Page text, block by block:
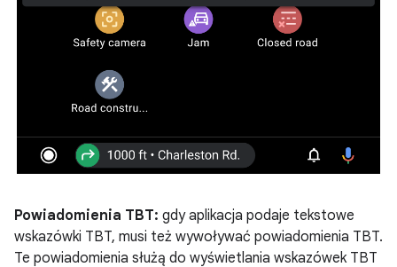
Powiadomienia TBT: gdy aplikacja podaje tekstowe
wskazówki TBT, musi też wywoływać powiadomienia TBT.
Te powiadomienia służą do wyświetlania wskazówek TBT